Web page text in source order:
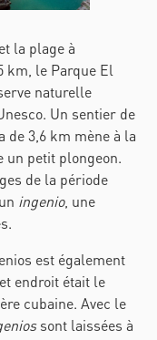
la plage à
km, le Parque El
naturelle
Un sentier de
de 3,6 km mène à la
un petit plongeon.
de la période
ingenio, une
est également
endroit était le
cubaine. Avec le
sont laissées à